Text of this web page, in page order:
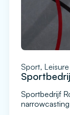
Sport, Leisure
Sportbedrijf